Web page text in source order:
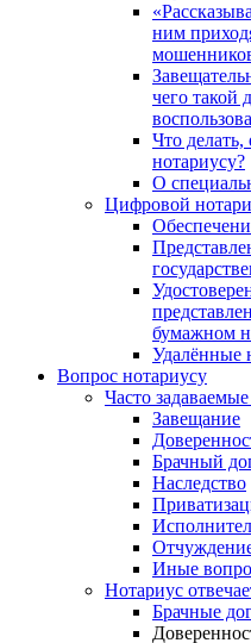
ним
чего такой
Что
нотариусу?
О
Цифровой
бумажном
Удалённые
Вопрос нотариусу
Часто
Завещание
Брачный
Наследство
Иные
Нотариус
Брачные